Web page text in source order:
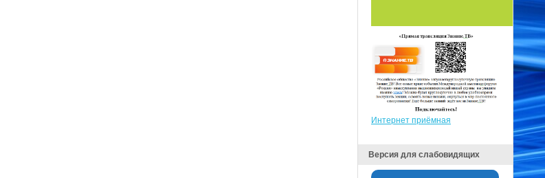
Интернет приёмная
Версия для слабовидящих